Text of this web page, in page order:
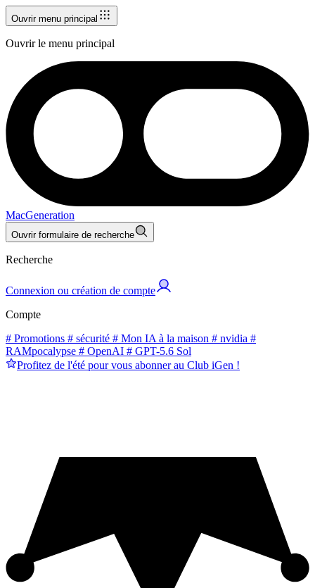
Ouvrir menu principal
Ouvrir le menu principal
MacGeneration
Ouvrir formulaire de recherche
Recherche
Connexion ou création de compte
Compte
# Promotions # sécurité # Mon IA à la maison # nvidia #
RAMpocalypse # OpenAI # GPT-5.6 Sol
Profitez de l'été pour vous abonner au Club iGen !